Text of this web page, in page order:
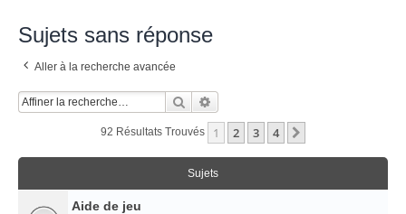
Sujets sans réponse
Aller à la recherche avancée
Rechercher
92 Résultats Trouvés 1 2 3 4
Sujets
Aide de jeu